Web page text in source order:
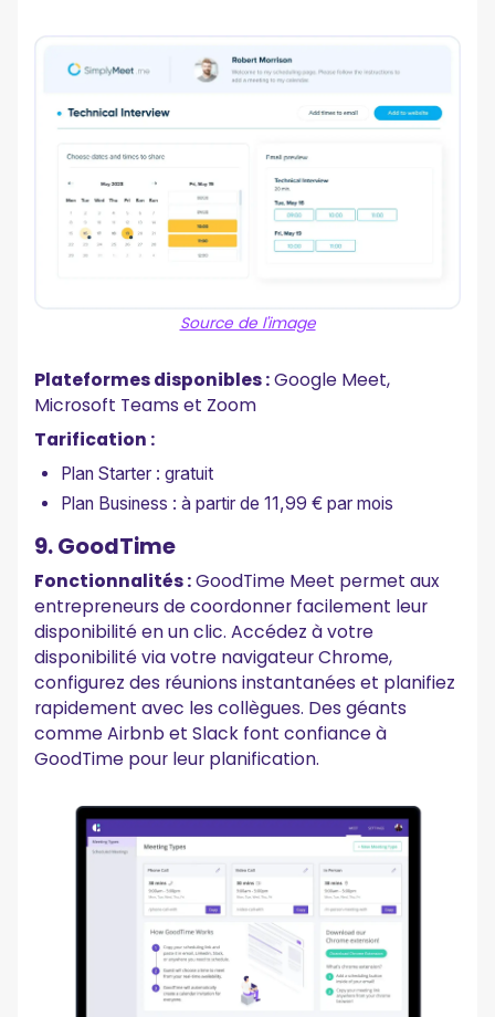
Source de l'image
Plateformes disponibles :Google Meet,
Microsoft Teams et Zoom
Tarification :
Plan Starter : gratuit
Plan Business : à partir de 11,99 € par mois
9. GoodTime
Fonctionnalités :GoodTime Meet permet aux
entrepreneurs de coordonner facilement leur
disponibilité en un clic. Accédez à votre
disponibilité via votre navigateur Chrome,
configurez des réunions instantanées et planifiez
rapidement avec les collègues. Des géants
comme Airbnb et Slack font confiance à
GoodTime pour leur planification.